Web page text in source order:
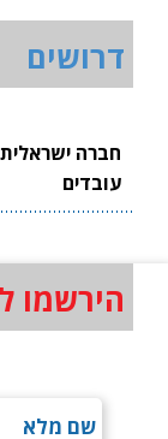
דרושים
חברה
עובדים
הירשמו